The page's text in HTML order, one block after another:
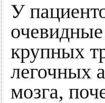
У
крупных
легочных
мозга,